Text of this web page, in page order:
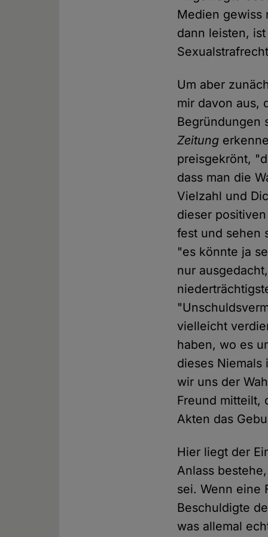
Medien gewiss
dann leisten,
Um aber
mir davon aus,
Begründungen
Zeitung
preisgekrönt,
dass man die
Vielzahl und
dieser
fest und sehen
"es könnte ja
nur
vielleicht
haben, wo es
dieses
wir uns der
Freund mitteilt,
Akten das
Hier liegt der
Anlass
sei. Wenn eine
Beschuldigte
was allemal